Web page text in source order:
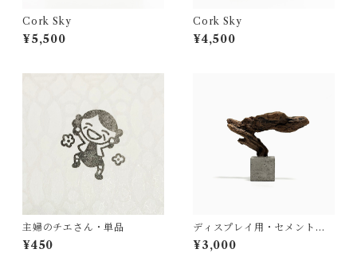
Cork Sky
¥5,500
Cork Sky
¥4,500
主婦のチエさん・単品
¥450
ディスプレイ用・セメント＆
流木
¥3,000